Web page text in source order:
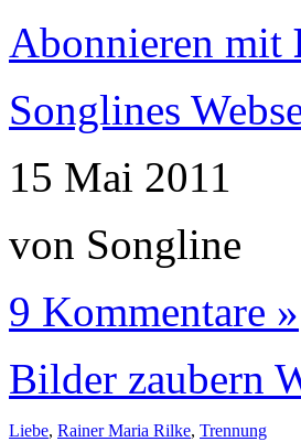
Abonnieren mit
Songlines
15 Mai 2011
von Songline
9 Kommentare »
Bilder zaubern
Liebe, Rainer Maria Rilke, Trennung